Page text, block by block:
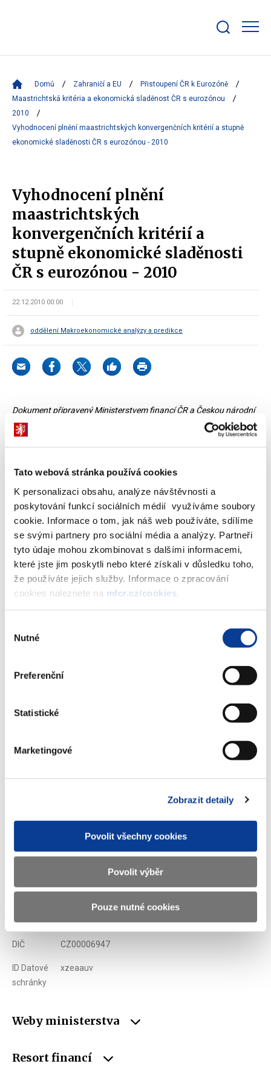
Tato webová stránka používá cookies
K personalizaci obsahu, analýze návštěvnosti a
poskytování funkcí sociálních médií využíváme soubory
cookie. Informace o tom, jak náš web používáte, sdílíme
se svými partnery pro sociální média a analýzy. Partneři
tyto údaje mohou zkombinovat s dalšími informacemi,
které jste jim poskytli nebo které získali v důsledku toho,
že používáte jejich služby. Informace o zpracování
cookies naleznete na mfcr.cz/cookies
souhlasu
Nutné
Preferenční
Statistické
Marketingové
Zobrazit detaily
Povolit všechny cookies
Povolit výběr
Pouze nutné cookies
bar
Domů Zahraničí a EU
Přistoupení ČR k Eurozóně
Maastrichtská kritéria a ekonomická sladěnost ČR s eurozónou
2010
Vyhodnocení plnění maastrichtských konvergenčních kritérií a stupně
ekonomické sladěnosti ČR s eurozónou - 2010
Vyhodnocení plnění
maastrichtských
konvergenčních kritérií a
stupně ekonomické sladěnosti
ČR s eurozónou - 2010
22.12.2010 00:00
oddělení Makroekonomické analýzy a predikce
Dokument připravený Ministerstvem financí ČR a Českou národní
bankou.
Schválený vládou ČR
Dokumenty ke stažení
Vyhodnocení plnění maastrichtských
konvergenčních kritérií a stupně
ekonomické sladěnosti ČR s
eurozónou - 2010
(251 kB)
Doporučeno428 ×
Adresa Letenská 15, 118 10 Praha
+420 257 041 111
IČO 00006947
DIČ CZ00006947
ID Datové
schránky
xzeaauv
Weby ministerstva
Resort financí